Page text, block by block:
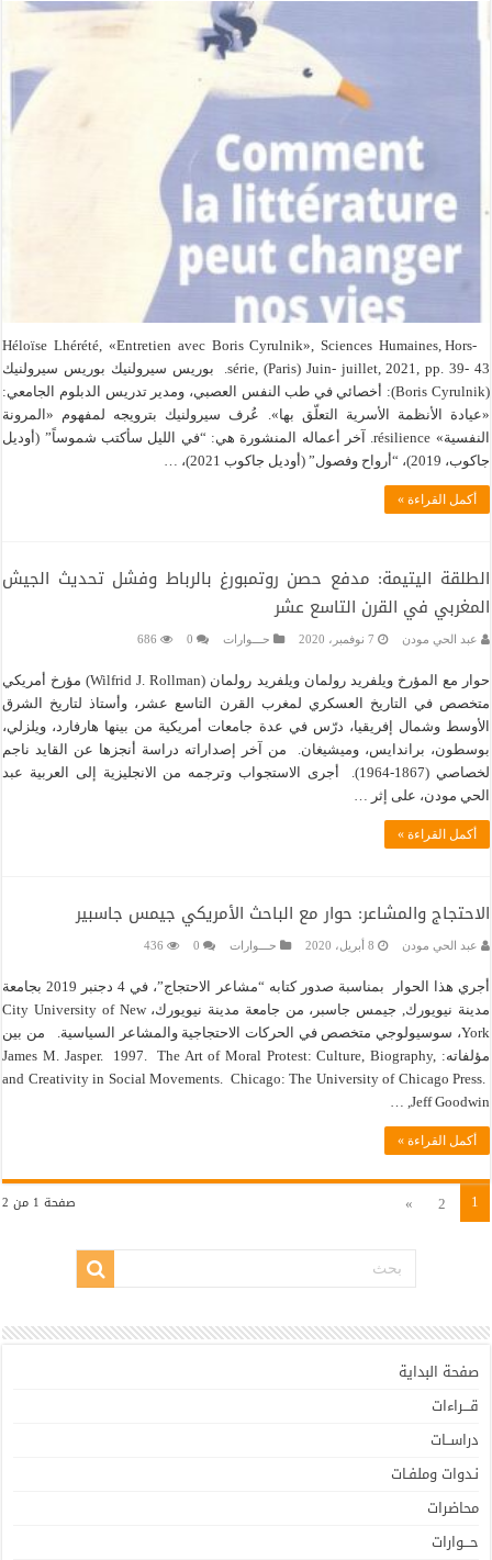
Héloïse Lhérété, «Entretien avec Boris Cyrulnik», Sciences Humaines, Hors-
série, (Paris) Juin- juillet, 2021, pp. 39- 43. بوريس سيرولنيك بوريس سيرولنيك
(Boris Cyrulnik): أخصائي في طب النفس العصبي، ومدير تدريس الدبلوم الجامعي:
«عيادة الأنظمة الأسرية التعلّق بها». عُرف سيرولنيك بترويجه لمفهوم «المرونة
النفسية» résilience. آخر أعماله المنشورة هي: “في الليل سأكتب شموساً” (أوديل
جاكوب، 2019)، “أرواح وفصول” (أوديل جاكوب 2021)، …
أكمل القراءة »
الطلقة اليتيمة: مدفع حصن روتمبورغ بالرباط وفشل تحديث الجيش
المغربي في القرن التاسع عشر
عبد الحي مودن 7 نوفمبر، 2020 حـــوارات 0
686
حوار مع المؤرخ ويلفريد رولمان ويلفريد رولمان (Wilfrid J. Rollman) مؤرخ أمريكي
متخصص في التاريخ العسكري لمغرب القرن التاسع عشر، وأستاذ لتاريخ الشرق
الأوسط وشمال إفريقيا، درّس في عدة جامعات أمريكية من بينها هارفارد، ويلزلي،
بوسطون، براندايس، وميشيغان. من آخر إصداراته دراسة أنجزها عن القايد ناجم
لخصاصي (1867-1964). أجرى الاستجواب وترجمه من الانجليزية إلى العربية عبد
الحي مودن، على إثر …
أكمل القراءة »
الاحتجاج والمشاعر: حوار مع الباحث الأمريكي جيمس جاسبير
عبد الحي مودن 8 أبريل، 2020 حـــوارات 0
436
أجري هذا الحوار بمناسبة صدور كتابه “مشاعر الاحتجاج”، في 4 دجنبر 2019 بجامعة
مدينة نيويورك, جيمس جاسبر، من جامعة مدينة نيويورك، City University of New
York، سوسيولوجي متخصص في الحركات الاحتجاجية والمشاعر السياسية. من بين
مؤلفاته: James M. Jasper. 1997. The Art of Moral Protest: Culture, Biography,
and Creativity in Social Movements. Chicago: The University of Chicago Press.
Jeff Goodwin, …
أكمل القراءة »
صفحة 1 من 2 1
2
»
صفحة البداية
قـــراءات
دراســات
نـدوات وملفـات
محاضرات
حـــوارات